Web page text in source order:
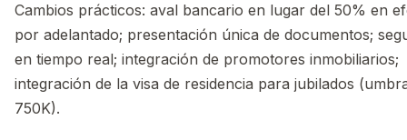
Cambios prácticos: aval bancario en lugar del 50% en
por adelantado; presentación única de documentos;
en tiempo real; integración de promotores inmobiliarios;
integración de la visa de residencia para jubilados
750K).